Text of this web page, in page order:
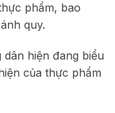
phẩm, bao
quy.
hiện đang biểu
của thực phẩm